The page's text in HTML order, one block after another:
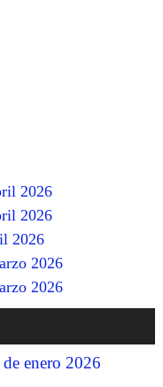
2026
2026
2026
2026
2026
enero 2026